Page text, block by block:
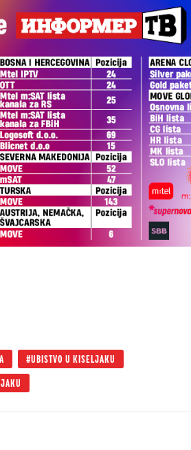
UBISTVO U KISELJAKU